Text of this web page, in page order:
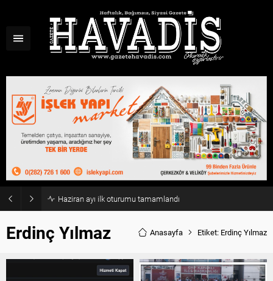
Haziran ayı ilk oturumu tamamlandı
Erdinç Yılmaz Anasayfa Etiket: Erdinç Yılmaz